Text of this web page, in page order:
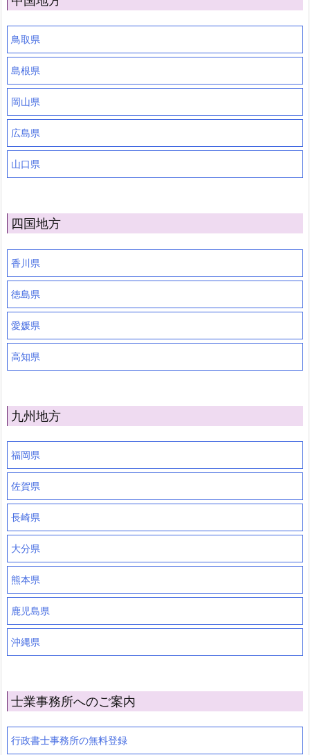
鳥取県
島根県
岡山県
広島県
山口県
四国地方
香川県
徳島県
愛媛県
高知県
九州地方
福岡県
佐賀県
長崎県
大分県
熊本県
鹿児島県
沖縄県
士業事務所へのご案内
行政書士事務所の無料登録